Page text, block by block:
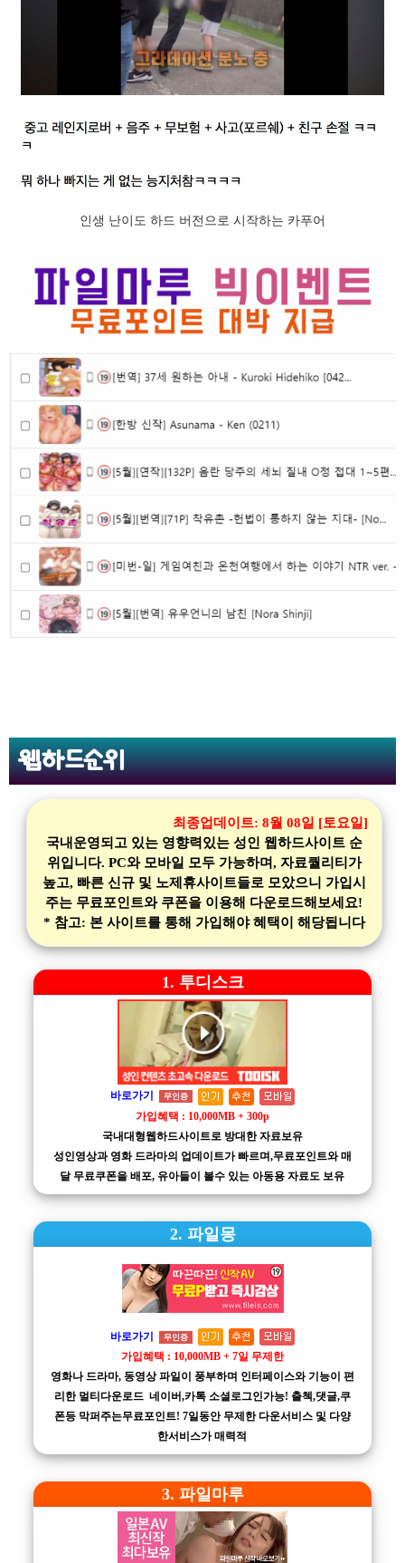
인생 난이도 하드 버전으로 시작하는 카푸어
웹하드순위
최종업데이트: 8월 08일 [토요일]
국내운영되고 있는 영향력있는 성인 웹하드사이트 순
위입니다. PC와 모바일 모두 가능하며, 자료퀄리티가
높고, 빠른 신규 및 노제휴사이트들로 모았으니 가입시
주는 무료포인트와 쿠폰을 이용해 다운로드해보세요!
* 참고: 본 사이트를 통해 가입해야 혜택이 해당됩니다
1. 투디스크
바로가기 무인증
가입혜택 : 10,000MB + 300p
국내대형웹하드사이트로 방대한 자료보유
성인영상과 영화 드라마의 업데이트가 빠르며,무료포인트와 매
달 무료쿠폰을 배포, 유아들이 볼수 있는 아동용 자료도 보유
2. 파일몽
바로가기 무인증
가입혜택 : 10,000MB + 7일 무제한
영화나 드라마, 동영상 파일이 풍부하며 인터페이스와 기능이 편
리한 멀티다운로드 네이버,카톡 소셜로그인가능! 출첵,댓글,쿠
폰등 막퍼주는무료포인트! 7일동안 무제한 다운서비스 및 다양
한서비스가 매력적
3. 파일마루